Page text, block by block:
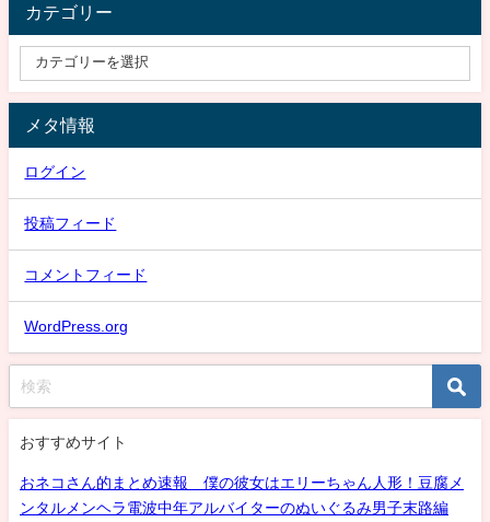
カテゴリー
メタ情報
ログイン
投稿フィード
コメントフィード
WordPress.org
おすすめサイト
おネコさん的まとめ速報 僕の彼女はエリーちゃん人形！豆腐メ
ンタルメンヘラ電波中年アルバイターのぬいぐるみ男子末路編